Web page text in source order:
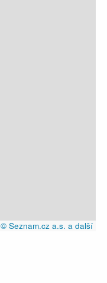
© Seznam.cz a.s. a další